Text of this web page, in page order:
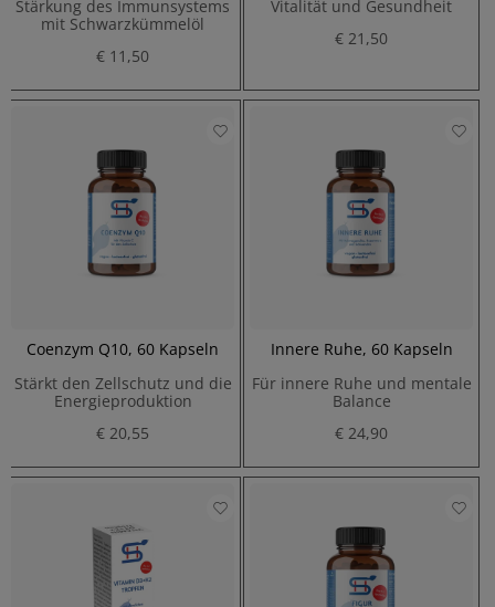
Stärkung des Immunsystems
mit Schwarzkümmelöl
€ 11,50
Vitalität und Gesundheit
€ 21,50
Coenzym Q10, 60 Kapseln
Stärkt den Zellschutz und die
Energieproduktion
€ 20,55
Innere Ruhe, 60 Kapseln
Für innere Ruhe und mentale
Balance
€ 24,90